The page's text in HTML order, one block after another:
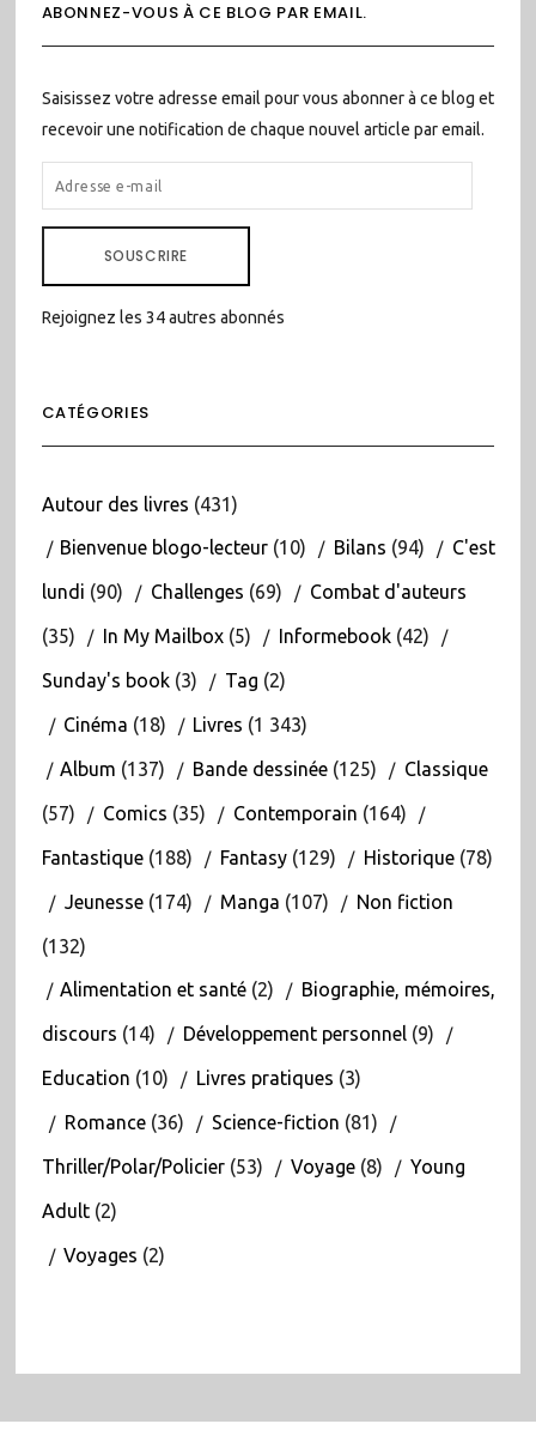
ABONNEZ-VOUS À CE BLOG PAR EMAIL.
Saisissez votre adresse email pour vous abonner à ce blog et
recevoir une notification de chaque nouvel article par email.
ADRESSE
E-
SOUSCRIRE
Rejoignez les 34 autres abonnés
CATÉGORIES
Autour des livres (431)
Bienvenue blogo-lecteur(10) Bilans (94) C'est
lundi (90) Challenges (69) Combat d'auteurs
(35) In My Mailbox(5) Informebook(42)
Sunday's book(3) Tag (2)
Cinéma (18) Livres (1 343)
Album (137) Bande dessinée(125) Classique
(57) Comics (35) Contemporain (164)
Fantastique(188) Fantasy(129) Historique(78)
Jeunesse(174) Manga (107) Non fiction
(132)
Alimentation et santé(2) Biographie, mémoires,
discours (14) Développement personnel(9)
Education (10) Livres pratiques (3)
Romance(36) Science-fiction (81)
Thriller/Polar/Policier(53) Voyage(8) Young
Adult(2)
Voyages (2)